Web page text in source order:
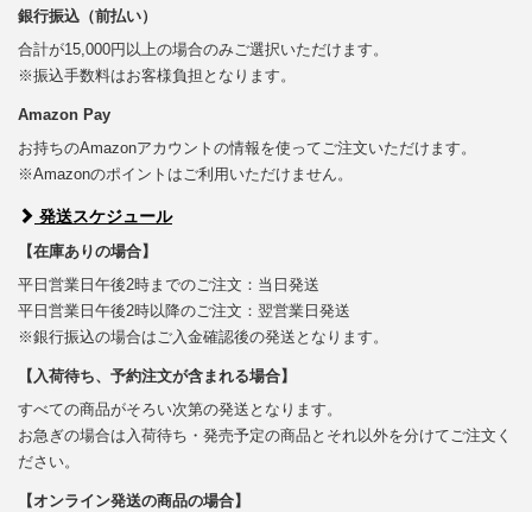
銀行振込（前払い）
合計が15,000円以上の場合のみご選択いただけます。
※振込手数料はお客様負担となります。
Amazon Pay
お持ちのAmazonアカウントの情報を使ってご注文いただけます。
※Amazonのポイントはご利用いただけません。
発送スケジュール
【在庫ありの場合】
平日営業日午後2時までのご注文：当日発送
平日営業日午後2時以降のご注文：翌営業日発送
※銀行振込の場合はご入金確認後の発送となります。
【入荷待ち、予約注文が含まれる場合】
すべての商品がそろい次第の発送となります。
お急ぎの場合は入荷待ち・発売予定の商品とそれ以外を分けてご注文く
ださい。
【オンライン発送の商品の場合】